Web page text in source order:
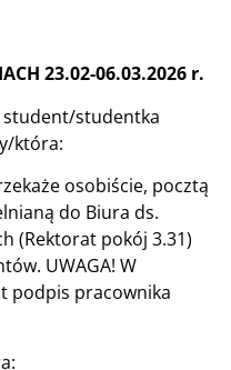
23.02-06.03.2026 r.
student/studentka
która:
osobiście, pocztą
do Biura ds.
(Rektorat pokój 3.31)
UWAGA! W
podpis pracownika